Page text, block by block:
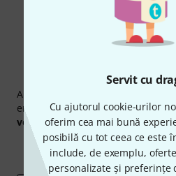
Servit cu
Cu ajutorul cookie-urilor
oferim cea mai bună
posibilă cu tot ceea ce este
include, de exemplu,
personalizate și preferințe
Newsletter
Abonați-vă la buletinul informativ
engleză și, cu puțin noroc,
vouchereleîn valoare de50 €
Contribuții
Perspectivele